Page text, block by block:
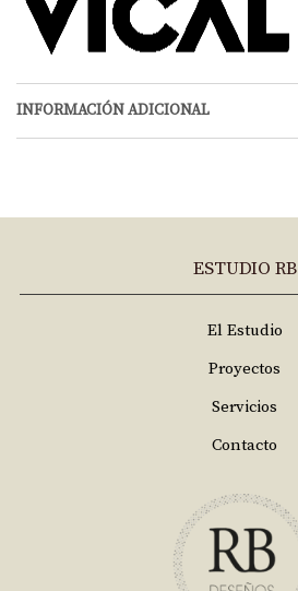
INFORMACIÓN ADICIONAL
ESTUDIO RB
El Estudio
Proyectos
Servicios
Contacto